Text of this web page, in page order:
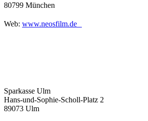
80799 München
Web: www.neosfilm.de
Sparkasse Ulm
Hans-und-Sophie-Scholl-Platz 2
89073 Ulm